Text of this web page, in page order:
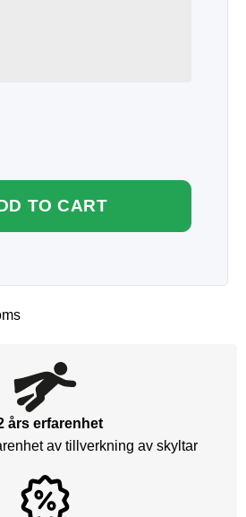
TO CART
års erfarenhet
av tillverkning av skyltar